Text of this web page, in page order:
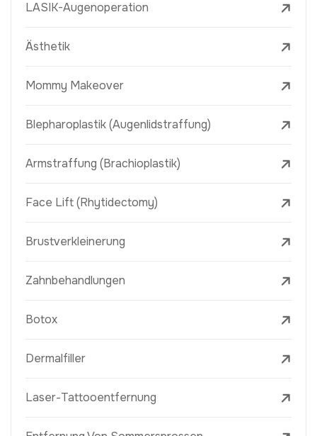
LASIK-Augenoperation
Ästhetik
Mommy Makeover
Blepharoplastik (Augenlidstraffung)
Armstraffung (Brachioplastik)
Face Lift (Rhytidectomy)
Brustverkleinerung
Zahnbehandlungen
Botox
Dermalfiller
Laser-Tattooentfernung